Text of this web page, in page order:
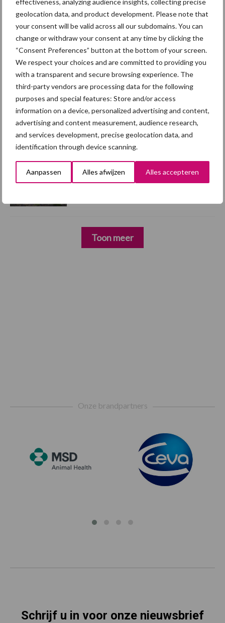
effectiveness, analyzing audience insights, collecting precise
geolocation data, and product development. Please note that
your consent will be valid across all our subdomains. You can
change or withdraw your consent at any time by clicking the
“Consent Preferences” button at the bottom of your screen.
We respect your choices and are committed to providing you
with a transparent and secure browsing experience. The
third-party vendors are processing data for the following
purposes and special features: Store and/or access
information on a device, personalized advertising and content,
advertising and content measurement, audience research,
and services development, precise geolocation data, and
identification through device scanning.
Aanpassen Alles afwijzen Alles accepteren
7 aug
Hittestress: wat gebeurt er en hoe
kunnen we het voorkomen?
5 aug
“Vraag naar praktische
hygieneoplossingen is in Polen
groter dan ooit”
5 aug
Eliminatieprotocol voor
Mycoplasma hyopneumoniae
4 aug
AVP in Finland onderstreept dat
alertheid belangrijk is, zeker nu
Toon meer
Onze brandpartners
Schrijf u in voor onze nieuwsbrief